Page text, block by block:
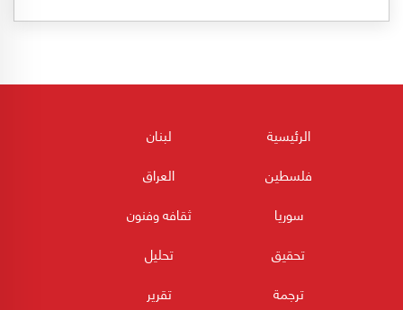
الرئيسية
لبنان
فلسطين
العراق
سوريا
ثقافه وفنون
تحقيق
تحليل
ترجمة
تقرير